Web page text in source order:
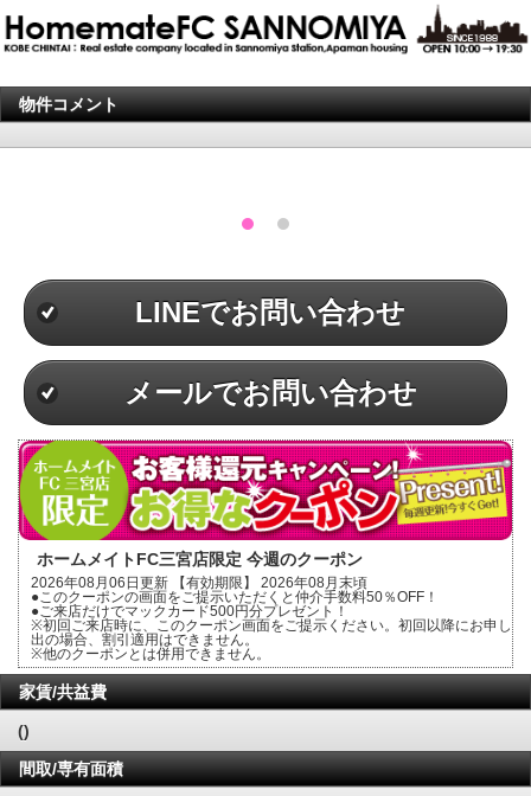
物件コメント
LINEでお問い合わせ
メールでお問い合わせ
ホームメイトFC三宮店限定 今週のクーポン
2026年08月06日更新 【有効期限】 2026年08月末頃
●このクーポンの画面をご提示いただくと仲介手数料50％OFF！
●ご来店だけでマックカード500円分プレゼント！
※初回ご来店時に、このクーポン画面をご提示ください。初回以降にお申し
出の場合、割引適用はできません。
※他のクーポンとは併用できません。
家賃/共益費
()
間取/専有面積